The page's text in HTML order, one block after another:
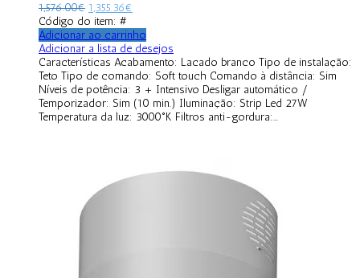
1,576.00€ 1,355.36€
Código do item: #
Adicionar ao carrinho
Adicionar a lista de desejos
Características Acabamento: Lacado branco Tipo de instalação:
Teto Tipo de comando: Soft touch Comando à distância: Sim
Níveis de potência: 3 + Intensivo Desligar automático /
Temporizador: Sim (10 min.) Iluminação: Strip Led 27W
Temperatura da luz: 3000°K Filtros anti-gordura:...